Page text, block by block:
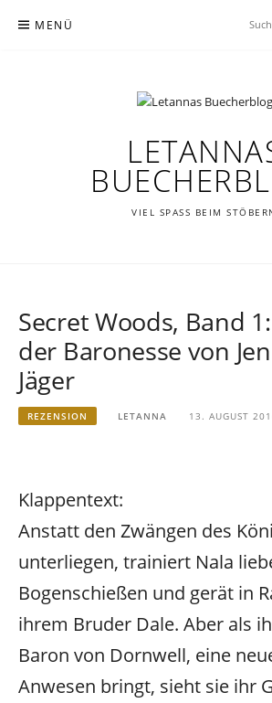
Inhalt MENÜ
VIEL SPASS BEIM STÖBERN
Secret Woods, Band
der Baronesse von
Jäger
REZENSION LETANNA 13. AUGUST
Klappentext:
Anstatt den Zwängen des
unterliegen, trainiert Nala
Bogenschießen und gerät in
ihrem Bruder Dale. Aber als
Baron von Dornwell, eine
Anwesen bringt, sieht sie ihr